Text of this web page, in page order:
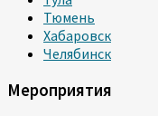
Тюмень
Хабаровск
Челябинск
Мероприятия